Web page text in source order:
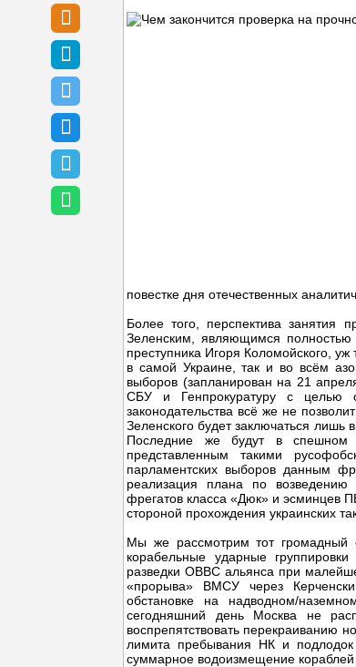
повестке дня отечественных
Более того, перспектива занятия
Зеленским, являющимся полностью
преступника Игоря Коломойского, уж
в самой Украине, так и во всём
выборов (запланирован на 21
СБУ и Генпрокуратуру с целью
законодательства всё же не
Зеленского будет заключаться лишь
Последние же будут в спешном
представленным такими
парламентских выборов данным
реализация плана по возведению
фрегатов класса «Дюк» и эсминцев
стороной прохождения украинских
Мы же рассмотрим тот громадный
корабельные ударные
разведки ОВВС альянса при
«прорыва» ВМСУ через
обстановке на надводном/
сегодняшний день Москва не
воспрепятствовать перекраиванию
лимита пребывания НК и
суммарное водоизмещение